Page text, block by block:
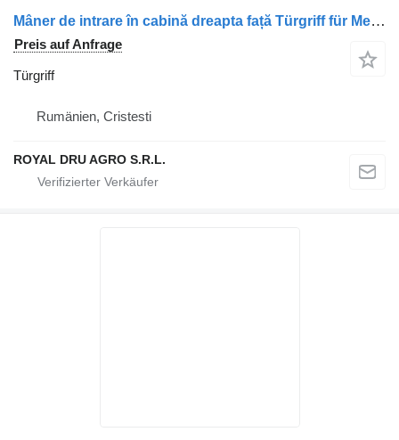
Mâner de intrare în cabină dreapta față Türgriff für Mercedes-Benz A9738152336 LKW
Preis auf Anfrage
Türgriff
Rumänien, Cristesti
ROYAL DRU AGRO S.R.L.